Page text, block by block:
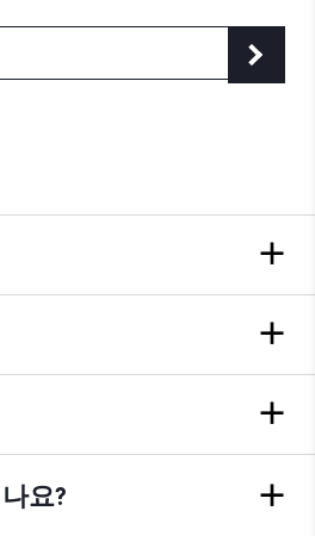
요?